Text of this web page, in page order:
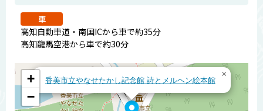
車
高知自動車道・南国ICから車で約35分
高知龍馬空港から車で約30分
香美市立やなせたかし記念館 詩とメルヘン絵本館
×
+
−